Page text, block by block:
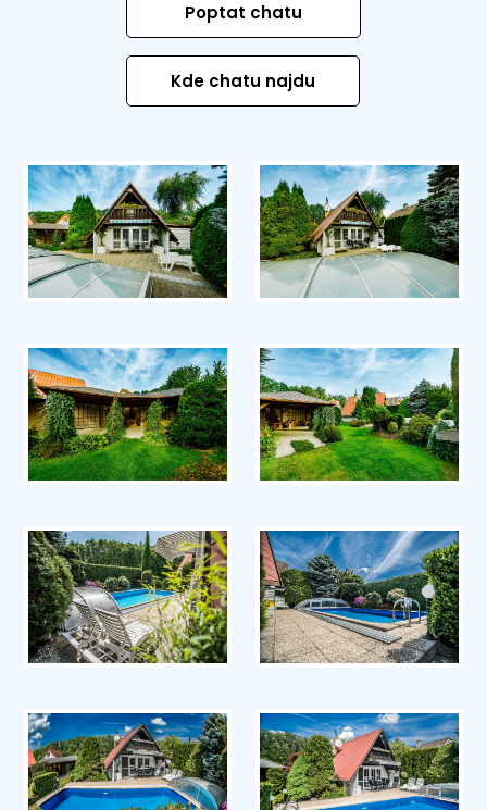
Poptat chatu
Kde chatu najdu